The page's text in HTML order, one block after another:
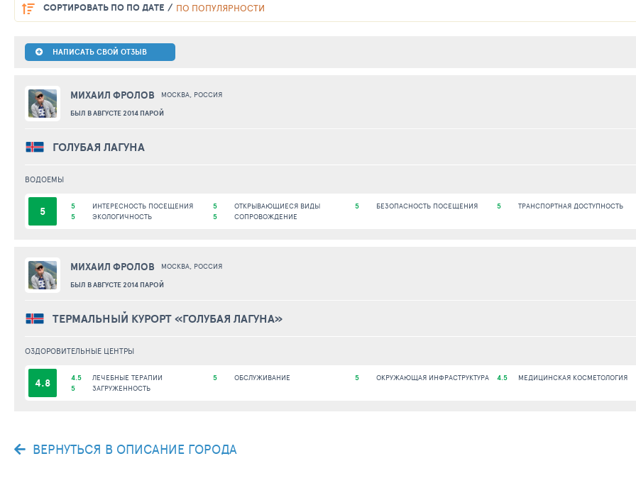
СОРТИРОВАТЬ ПО ПО ДАТЕ ПО ПОПУЛЯРНОСТИ
НАПИСАТЬ СВОЙ ОТЗЫВ
МИХАИЛ ФРОЛОВ МОСКВА, РОССИЯ
БЫЛ В АВГУСТЕ 2014 ПАРОЙ
ГОЛУБАЯ ЛАГУНА
ВОДОЕМЫ
5 5 ИНТЕРЕСНОСТЬ ПОСЕЩЕНИЯ 5 ОТКРЫВАЮЩИЕСЯ ВИДЫ 5 БЕЗОПАСНОСТЬ ПОСЕЩЕНИЯ 5 ТРАНСПОРТНАЯ ДОСТУПНОСТЬ
5 ЭКОЛОГИЧНОСТЬ 5 СОПРОВОЖДЕНИЕ
МИХАИЛ ФРОЛОВ МОСКВА, РОССИЯ
БЫЛ В АВГУСТЕ 2014 ПАРОЙ
ТЕРМАЛЬНЫЙ КУРОРТ «ГОЛУБАЯ ЛАГУНА»
ОЗДОРОВИТЕЛЬНЫЕ ЦЕНТРЫ
4.8 4.5 ЛЕЧЕБНЫЕ ТЕРАПИИ 5 ОБСЛУЖИВАНИЕ 5 ОКРУЖАЮЩАЯ ИНФРАСТРУКТУРА 4.5 МЕДИЦИНСКАЯ КОСМЕТОЛОГИЯ
5 ЗАГРУЖЕННОСТЬ
ВЕРНУТЬСЯ В ОПИСАНИЕ ГОРОДА